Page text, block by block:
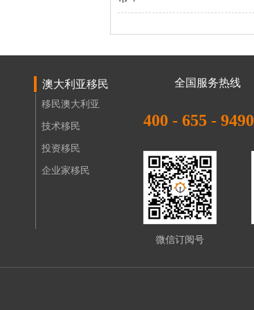
澳大利亚移民
移民澳大利亚
技术移民
投资移民
企业家移民
全国服务热线
400 - 655 - 9490
微信订阅号